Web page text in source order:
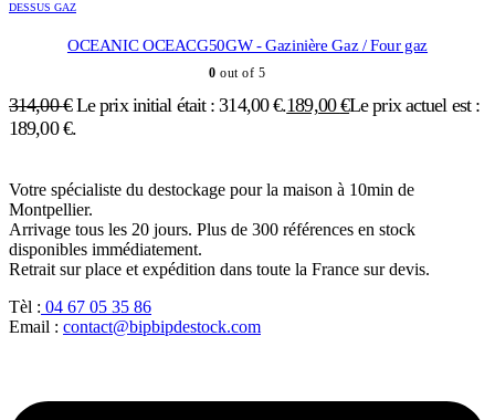
DESSUS GAZ
OCEANIC OCEACG50GW - Gazinière Gaz / Four gaz
0 out of 5
314,00€ Le prix initial était : 314,00 €.189,00€Le prix actuel est :
189,00 €.
Votre spécialiste du destockage pour la maison à 10min de
Montpellier.
Arrivage tous les 20 jours. Plus de 300 références en stock
disponibles immédiatement.
Retrait sur place et expédition dans toute la France sur devis.
Tèl : 04 67 05 35 86
Email : contact@bipbipdestock.com